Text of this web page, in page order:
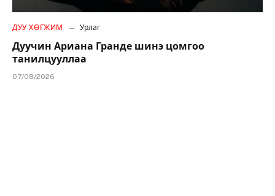
ДУУ ХӨГЖИМ Урлаг
Дуучин Ариана Гранде шинэ цомгоо
танилцууллаа
07/08/2026